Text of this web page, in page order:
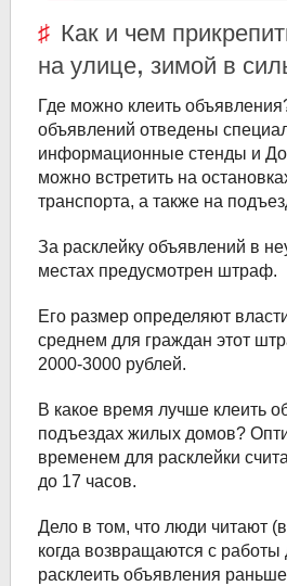
Как и чем
на улице, зимой в
Где можно клеить
объявлений отведены
информационные стенды и
можно встретить на
транспорта, а также на
За расклейку объявлений в
местах предусмотрен штраф.
Его размер определяют
среднем для граждан этот
2000-3000 рублей.
В какое время лучше клеить
подъездах жилых домов?
временем для расклейки
до 17 часов.
Дело в том, что люди читают
когда возвращаются с
расклеить объявления